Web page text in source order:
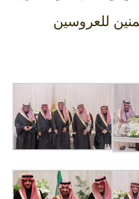
للعروسين